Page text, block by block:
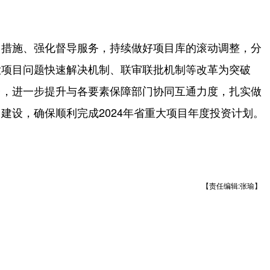
、强化督导服务，持续做好项目库的滚动调整，分
目问题快速解决机制、联审联批机制等改革为突破
进一步提升与各要素保障部门协同互通力度，扎实做
设，确保顺利完成2024年省重大项目年度投资计划。
【责任编辑:张瑜】